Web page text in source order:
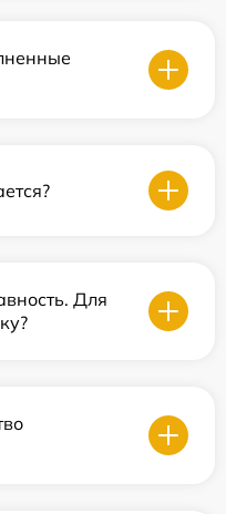
Для